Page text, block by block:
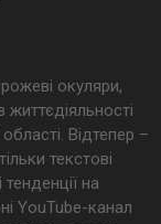
окуляри,
Відтепер –
текстові
тенденції на
YouTube-канал